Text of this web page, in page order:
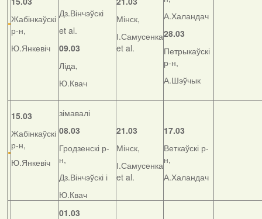
Жабінкаўскі
р-н,
Ю.Янкевіч
Дз.Вінчэўскі
et al.
09.03
Ліда,
Ю.Квач
Мінск,
І.Самусенка
et al.
А.Халандач
28.03
Петрыкаўскі
р-н,
А.Шэўчык
15.03
Жабінкаўскі
р-н,
Ю.Янкевіч
зімавалі
08.03
Гродзенскі р-
н,
Дз.Вінчэўскі і
Ю.Квач
21.03
Мінск,
І.Самусенка
et al.
17.03
Веткаўскі р-
н,
А.Халандач
01.03